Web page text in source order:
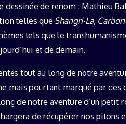
dessinée de renom : Mathieu
telles que Shangri-La,
tels que le
et de demain.
tout au long de notre
mais pourtant marqué par des
de notre aventure d’un petit
de récupérer nos pitons